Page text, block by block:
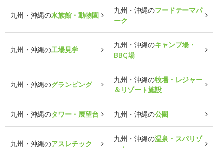
九州・沖縄の水族館・動物園
九州・沖縄のフードテーマパ
ーク
九州・沖縄の工場見学
九州・沖縄のキャンプ場・
BBQ場
九州・沖縄のグランピング
九州・沖縄の牧場・レジャー
＆リゾート施設
九州・沖縄のタワー・展望台 九州・沖縄の公園
九州・沖縄のアスレチック
九州・沖縄の温泉・スパリゾ